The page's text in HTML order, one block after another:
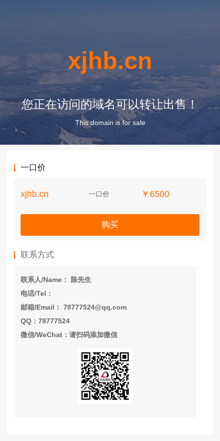
xjhb.cn
您正在访问的域名可以转让出售！
This domain is for sale
一口价
xjhb.cn 一口价 ￥6500
购买
联系方式
联系人/Name： 陈先生
电话/Tel：
邮箱/Email： 78777524@qq.com
QQ：78777524
微信/WeChat：请扫码添加微信